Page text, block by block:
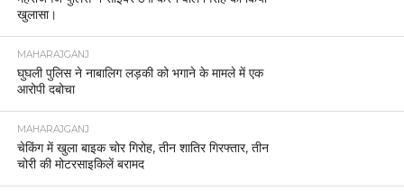
खुलासा।
MAHARAJGANJ
घुघली पुलिस ने नाबालिग लड़की को भगाने के मामले में एक
आरोपी दबोचा
MAHARAJGANJ
चेकिंग में खुला बाइक चोर गिरोह, तीन शातिर गिरफ्तार, तीन
चोरी की मोटरसाइकिलें बरामद